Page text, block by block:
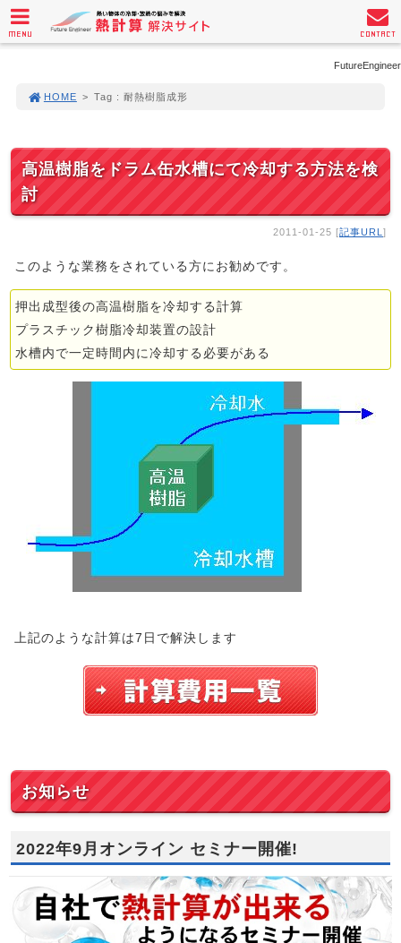
FutureEngineer
HOME > Tag : 耐熱樹脂成形
高温樹脂をドラム缶水槽にて冷却する方法を検
討
2011-01-25 [記事URL ]
このような業務をされている方にお勧めです。
押出成型後の高温樹脂を冷却する計算
プラスチック樹脂冷却装置の設計
水槽内で一定時間内に冷却する必要がある
上記のような計算は7日で解決します
お知らせ
2022年9月オンライン セミナー開催!
MENU CONTACT